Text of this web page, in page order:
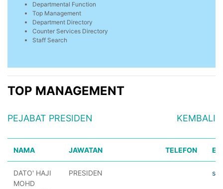
Departmental Function
Top Management
Department Directory
Counter Services Directory
Staff Search
TOP MANAGEMENT
PEJABAT PRESIDEN KEMBALI
NAMA JAWATAN TELEFON
DATO' HAJI
MOHD
PRESIDEN